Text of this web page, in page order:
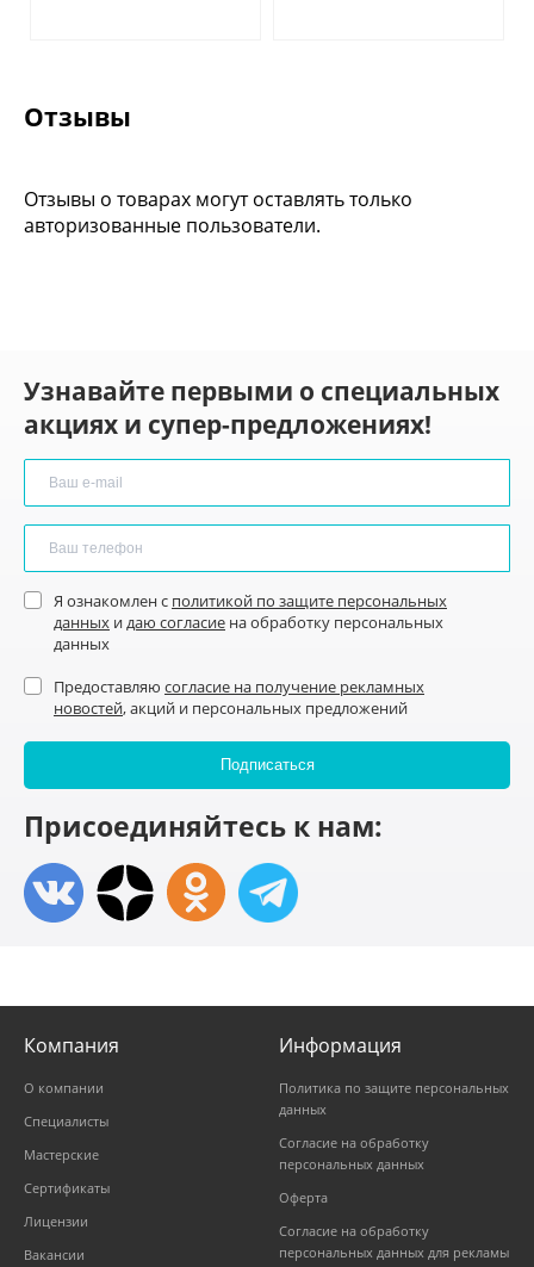
Отзывы
Отзывы о товарах могут оставлять только
авторизованные пользователи.
Узнавайте первыми о специальных
акциях и супер-предложениях!
Я ознакомлен с политикой по защите персональных
данных идаю согласие на обработку персональных
данных
Предоставляю согласие на получение рекламных
новостей, акций и персональных предложений
Присоединяйтесь к нам:
Компания
О компании
Специалисты
Мастерские
Сертификаты
Лицензии
Вакансии
Информация
Политика по защите персональных
данных
Согласие на обработку
персональных данных
Оферта
Согласие на обработку
персональных данных для рекламы